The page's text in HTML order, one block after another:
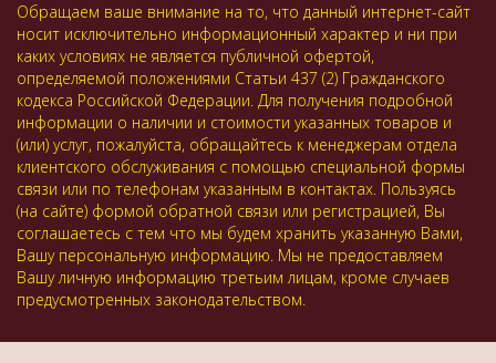
Обращаем ваше внимание на то, что данный интернет-сайт
носит исключительно информационный характер и ни при
каких условиях не является публичной офертой,
определяемой положениями Статьи 437 (2) Гражданского
кодекса Российской Федерации. Для получения подробной
информации о наличии и стоимости указанных товаров и
(или) услуг, пожалуйста, обращайтесь к менеджерам отдела
клиентского обслуживания с помощью специальной формы
связи или по телефонам указанным в контактах. Пользуясь
(на сайте) формой обратной связи или регистрацией, Вы
соглашаетесь с тем что мы будем хранить указанную Вами,
Вашу персональную информацию. Мы не предоставляем
Вашу личную информацию третьим лицам, кроме случаев
предусмотренных законодательством.